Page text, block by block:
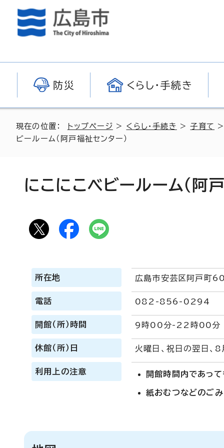
防災 くらし・手続き
現在の位置： トップページ > くらし・手続き >子育て
ビールーム（阿戸福祉センター）
にこにこベビールーム（阿
所在地 広島市安芸区阿戸町
電話 082-856-0294
開館（所）時間 9時00分-22時00分
休館（所）日 火曜日、祝日の翌日
利用上の注意 開館時間内であっ
紙おむつなどのごみ